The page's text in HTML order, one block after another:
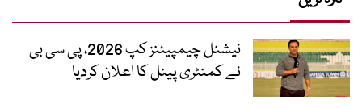
نیشنل چیمپیئنز کپ 2026، پی سی بی
نے کمنٹری پینل کا اعلان کردیا